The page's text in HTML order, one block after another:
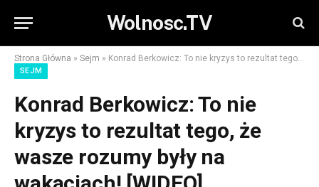
Wolnosc.TV
Strona Główna » Sejm » Konrad Berkowicz: To nie kryzys to rezultat tego, że wasze rozumy były na wakacjach! [WIDEO]
SEJM
Konrad Berkowicz: To nie
kryzys to rezultat tego, że
wasze rozumy były na